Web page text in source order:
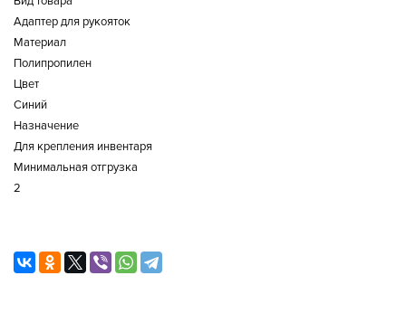
Адаптер для рукояток
Материал
Полипропилен
Цвет
Синий
Назначение
Для крепления инвентаря
Минимальная отгрузка
2